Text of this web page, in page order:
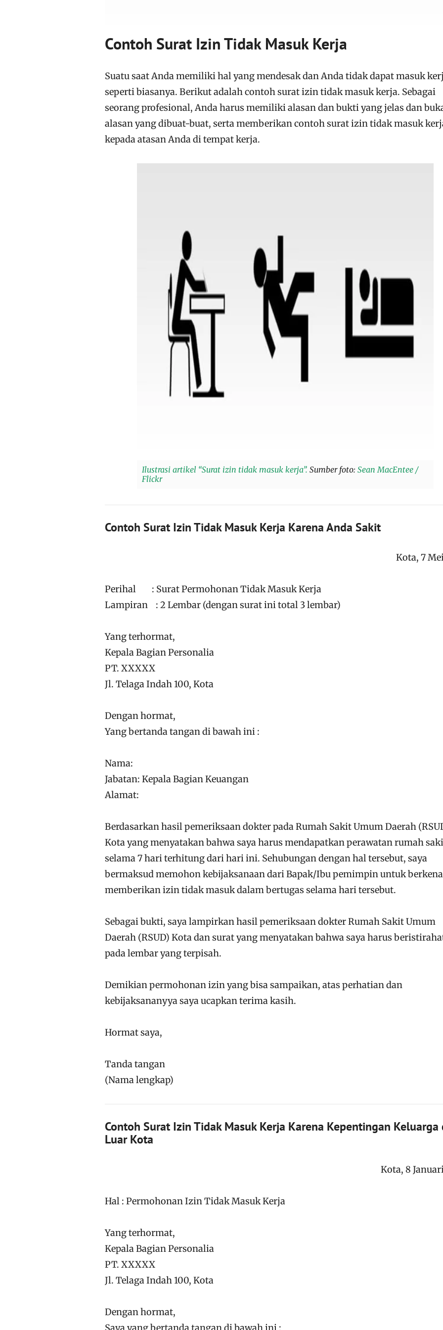
Contoh Surat Izin Tidak Masuk Kerja
Suatu saat Anda memiliki hal yang mendesak dan Anda tidak dapat masuk
seperti biasanya. Berikut adalah contoh surat izin tidak masuk kerja. Sebagai
seorang profesional, Anda harus memiliki alasan dan bukti yang jelas dan
alasan yang dibuat-buat, serta memberikan contoh surat izin tidak masuk
kepada atasan Anda di tempat kerja.
Ilustrasi artikel “Surat izin tidak masuk kerja”. Sumber foto: Sean MacEntee /
Flickr
Contoh Surat Izin Tidak Masuk Kerja Karena Anda Sakit
Kota, 7
Perihal : Surat Permohonan Tidak Masuk Kerja
Lampiran : 2 Lembar (dengan surat ini total 3 lembar)
Yang terhormat,
Kepala Bagian Personalia
PT. XXXXX
Jl. Telaga Indah 100, Kota
Dengan hormat,
Yang bertanda tangan di bawah ini :
Nama:
Jabatan: Kepala Bagian Keuangan
Alamat:
Berdasarkan hasil pemeriksaan dokter pada Rumah Sakit Umum Daerah
Kota yang menyatakan bahwa saya harus mendapatkan perawatan rumah
selama 7 hari terhitung dari hari ini. Sehubungan dengan hal tersebut, saya
bermaksud memohon kebijaksanaan dari Bapak/Ibu pemimpin untuk
memberikan izin tidak masuk dalam bertugas selama hari tersebut.
Sebagai bukti, saya lampirkan hasil pemeriksaan dokter Rumah Sakit Umum
Daerah (RSUD) Kota dan surat yang menyatakan bahwa saya harus
pada lembar yang terpisah.
Demikian permohonan izin yang bisa sampaikan, atas perhatian dan
kebijaksananyya saya ucapkan terima kasih.
Hormat saya,
Tanda tangan
(Nama lengkap)
Contoh Surat Izin Tidak Masuk Kerja Karena Kepentingan Keluarga
Luar Kota
Kota, 8
Hal : Permohonan Izin Tidak Masuk Kerja
Yang terhormat,
Kepala Bagian Personalia
PT. XXXXX
Jl. Telaga Indah 100, Kota
Dengan hormat,